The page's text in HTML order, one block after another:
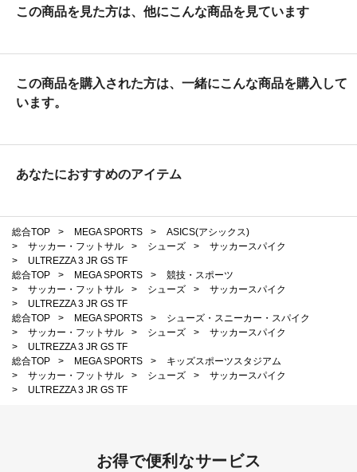
この商品を見た方は、他にこんな商品を見ています
この商品を購入された方は、一緒にこんな商品を購入して
います。
あなたにおすすめのアイテム
総合TOP > MEGA SPORTS >
ASICS(アシックス)
>
サッカー・フットサル > シューズ >
サッカースパイク
>
ULTREZZA 3 JR GS TF
総合TOP
> MEGA SPORTS >
競技・スポーツ
>
サッカー・フットサル > シューズ >
サッカースパイク
>
ULTREZZA 3 JR GS TF
総合TOP
> MEGA SPORTS >
シューズ・スニーカー・スパイク
>
サッカー・フットサル > シューズ >
サッカースパイク
>
ULTREZZA 3 JR GS TF
総合TOP
> MEGA SPORTS >
キッズスポーツスタジアム
>
サッカー・フットサル > シューズ >
サッカースパイク
>
ULTREZZA 3 JR GS TF
お得で便利なサービス